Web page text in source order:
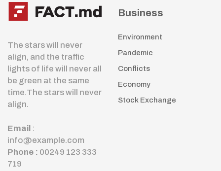
The stars will never
align, and the traffic
lights of life will never all
be green at the same
time.The stars will never
align.
Email :
info@example.com
Phone : 00249 123 333
719
Business
Environment
Pandemic
Conflicts
Economy
Stock Exchange